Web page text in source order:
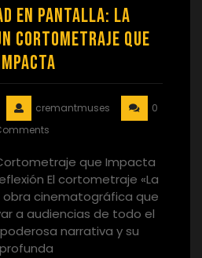
en Pantalla: La
Cortometraje que
cremantmuses
0
que Impacta
El cortometraje «La
obra cinematográfica que
a audiencias de todo el
narrativa y su
profunda